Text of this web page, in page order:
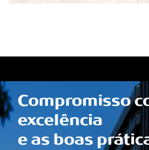
Compromisso
excelência
e as boas